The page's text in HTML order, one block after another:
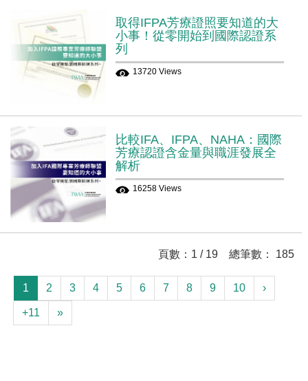
取得IFPA芳療證照要知道的大
小事！從零開始到國際認證系
列
13720 Views
比較IFA、IFPA、NAHA：國際
芳療認證含金量與職涯發展全
解析
16258 Views
頁數：1 / 19 總筆數： 185
1 2 3 4 5 6 7 8 9 10 ›
+11 »